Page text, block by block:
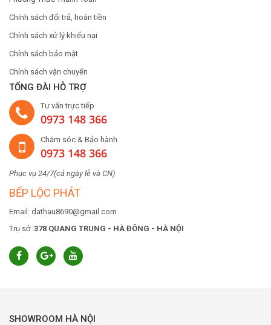
Chính sách đổi trả, hoàn tiền
Chính sách xử lý khiếu nại
Chính sách bảo mật
Chính sách vận chuyển
TỔNG ĐÀI HỖ TRỢ
Tư vấn trực tiếp
0973 148 366
Chăm sóc & Bảo hành
0973 148 366
Phục vụ 24/7(cả ngày lễ và CN)
BẾP LỘC PHÁT
Email: dathau8690@gmail.com
Trụ sở :378 QUANG TRUNG - HÀ ĐÔNG - HÀ NỘI
SHOWROOM HÀ NỘI